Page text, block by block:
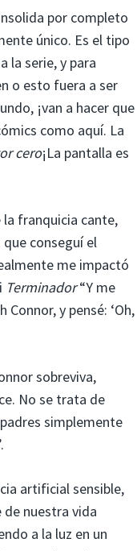
por completo
único. Es el tipo
la serie, y para
o esto fuera a ser
¡van a hacer que
como aquí. La
cero¡La pantalla es
la franquicia cante,
conseguí el
me impactó
Terminador“Y me
y pensé: ‘Oh,
sobreviva,
No se trata de
simplemente
artificial sensible,
de nuestra vida
a la luz en un